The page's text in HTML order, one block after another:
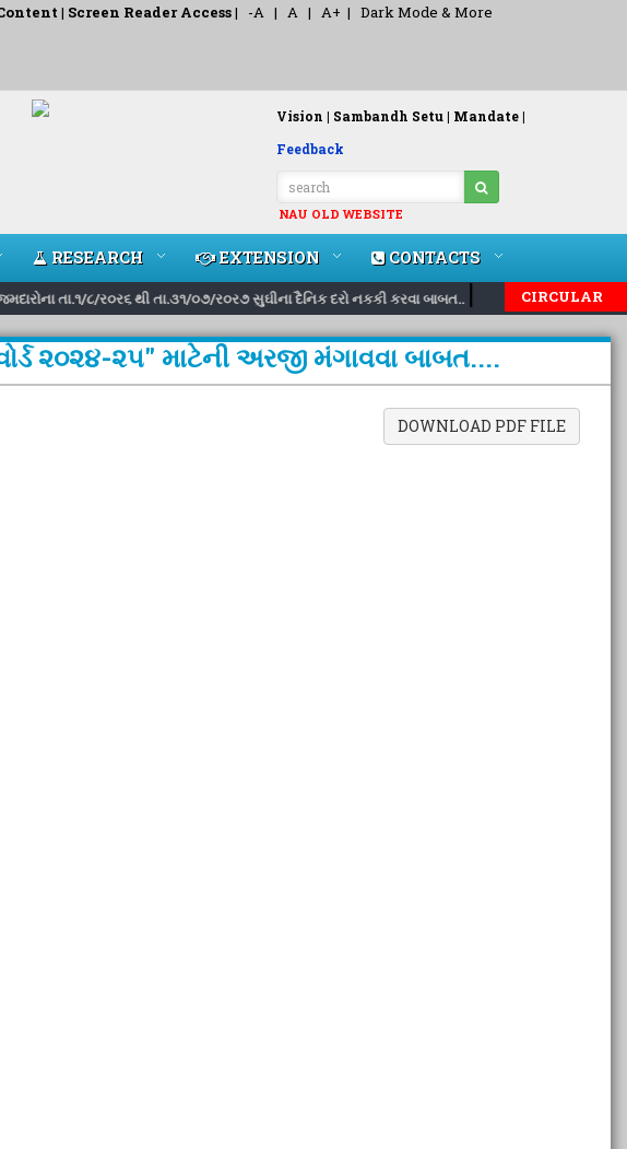
| Screen Reader Access| -A | A | A+ | Dark Mode & More
Vision | Sambandh Setu | Mandate |
Feedback
NAU OLD WEBSITE
RESEARCH EXTENSION CONTACTS
તા.૧/૮/ર૦ર૬ થી તા.૩૧/૦૭/ર૦ર૭ સુઘીના દૈનિક દરો નકકી કરવા બાબત..| | InvitingCIRCULAR
૨૦૨૪-૨૫" માટેની અરજી મંગાવવા બાબત....
DOWNLOAD PDF FILE